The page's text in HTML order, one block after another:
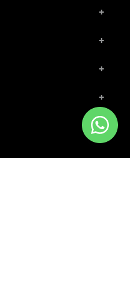
+
+
+
+